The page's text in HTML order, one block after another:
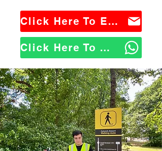
Click Here To Email Us
Click Here To WhatsApp Us